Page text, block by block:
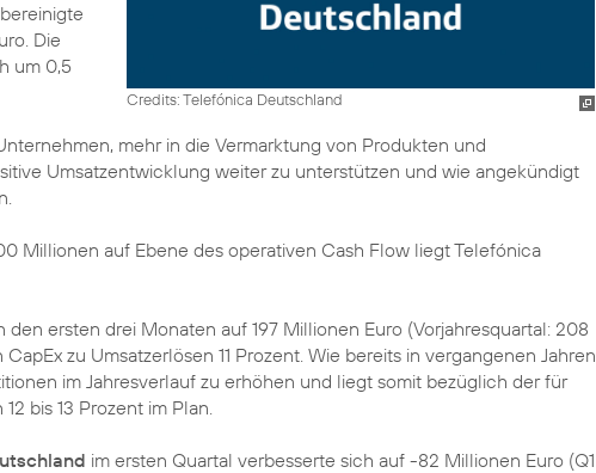
Credits: Telefónica Deutschland
Die
um 0,5
mehr in die Vermarktung von Produkten und
Umsatzentwicklung weiter zu unterstützen und wie angekündigt
Millionen auf Ebene des operativen Cash Flow liegt Telefónica
den ersten drei Monaten auf 197 Millionen Euro (Vorjahresquartal: 208
zu Umsatzerlösen 11 Prozent. Wie bereits in vergangenen Jahren
im Jahresverlauf zu erhöhen und liegt somit bezüglich der für
bis 13 Prozent im Plan.
im ersten Quartal verbesserte sich auf -82 Millionen Euro (Q1